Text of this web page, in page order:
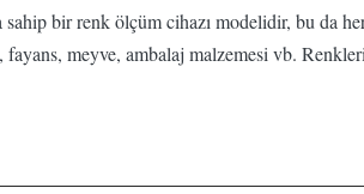
bir renk ölçüm cihazı modelidir, bu da
fayans, meyve, ambalaj malzemesi vb.